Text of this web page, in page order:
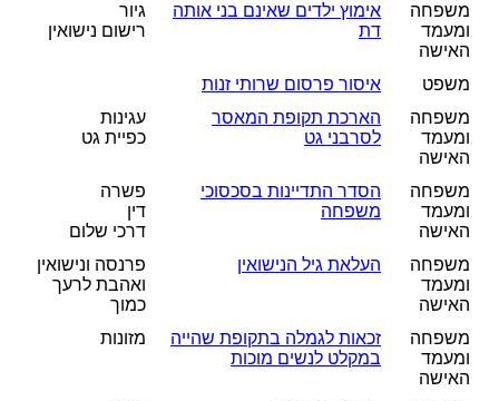
משפחה
ומעמד
האישה
אימוץ ילדים שאינם בני אותה
דת
גיור
רישום נישואין
משפט
איסור פרסום שרותי זנות
משפחה
ומעמד
האישה
הארכת תקופת המאסר
לסרבני גט
עגינות
כפיית גט
משפחה
ומעמד
האישה
הסדר התדיינות בסכסוכי
משפחה
פשרה
דין
דרכי שלום
משפחה
ומעמד
האישה
העלאת גיל הנישואין
פרנסה ונישואין
ואהבת לרעך
כמוך
משפחה
ומעמד
האישה
זכאות לגמלה בתקופת שהייה
במקלט לנשים מוכות
מזונות